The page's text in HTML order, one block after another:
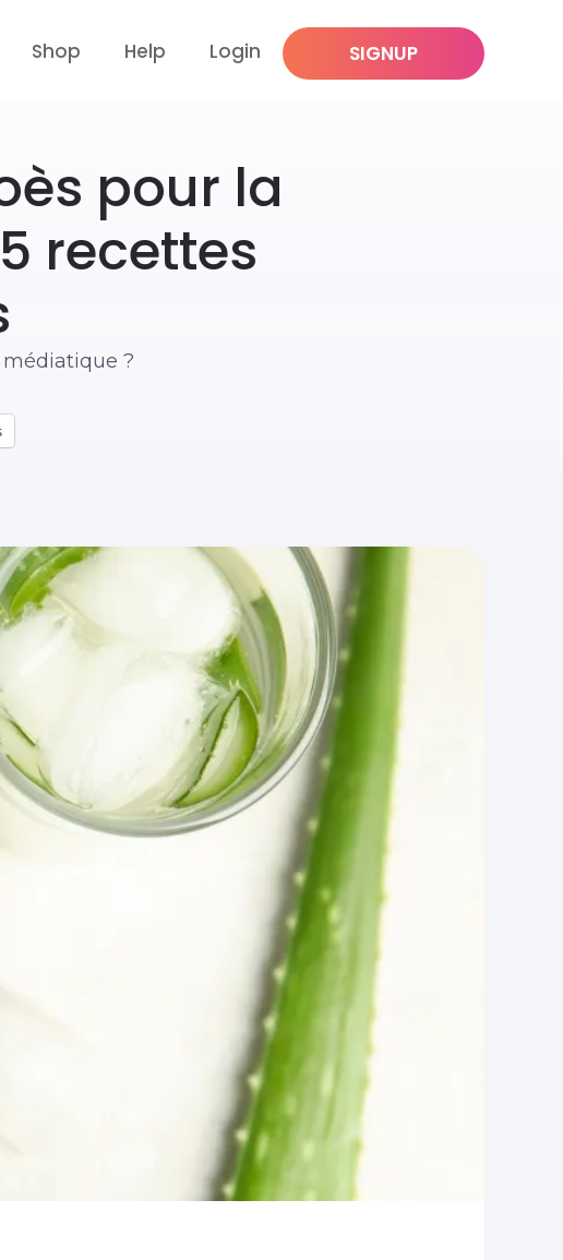
Shop Help Login SIGNUP
pour la
recettes
?